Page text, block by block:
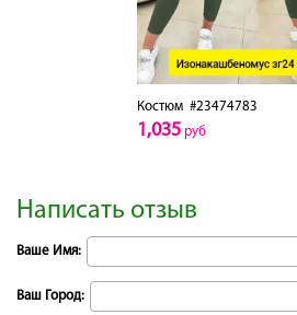
Костюм#23474783
1,035руб
Написать отзыв
Ваше Имя:
Ваш Город: